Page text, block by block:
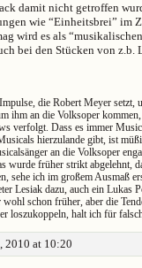
damit nicht getroffen
wie “Einheitsbrei” im
wird es als
bei den Stücken von z.b.
die Robert Meyer setzt,
ihm an die Volksoper
verfolgt. Dass es immer
hierzulande gibt, ist
an die Volksoper
wurde früher strikt abgelehnt,
sehe ich im großem Ausmaß
Lesiak dazu, auch ein Lukas
schon früher, aber die
loszukoppeln, halt ich für
2010 at 10:20